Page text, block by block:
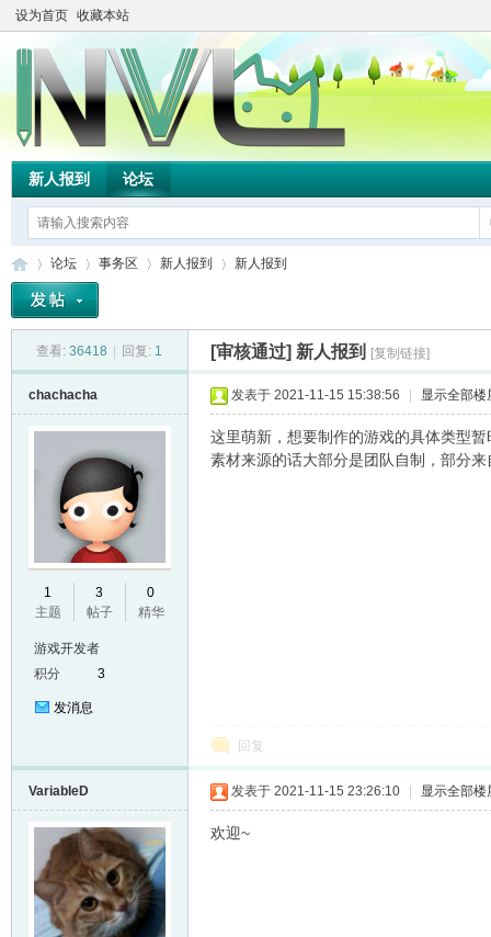
设为首页 收藏本站
新人报到 论坛
论坛
›
事务区
›
新人报到
›
新人报到
查看: 36418 回复: 1 [审核通过] 新人报到 [复制链接]
chachacha
1
主题
3
帖子
0
精华
游戏开发者
积分
3
发消息
发表于 2021-11-15 15:38:56 显示全部楼
这里萌新，想要制作的游戏的具体类型
素材来源的话大部分是团队自制，部分
回复
VariableD 发表于 2021-11-15 23:26:10 显示全部楼
欢迎~